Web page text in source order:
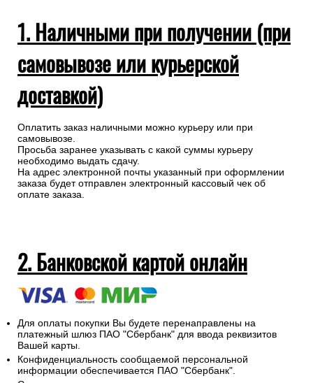
1. Наличными при получении (при
самовывозе или курьерской
доставкой)
Оплатить заказ наличными можно курьеру или при
самовывозе.
Просьба заранее указывать с какой суммы курьеру
необходимо выдать сдачу.
На адрес электронной почты указанный при оформлении
заказа будет отправлен электронный кассовый чек об
оплате заказа.
2. Банковской картой онлайн
Для оплаты покупки Вы будете перенаправлены на
платежный шлюз ПАО "Сбербанк" для ввода реквизитов
Вашей карты.
Конфиденциальность сообщаемой персональной
информации обеспечивается ПАО "Сбербанк".